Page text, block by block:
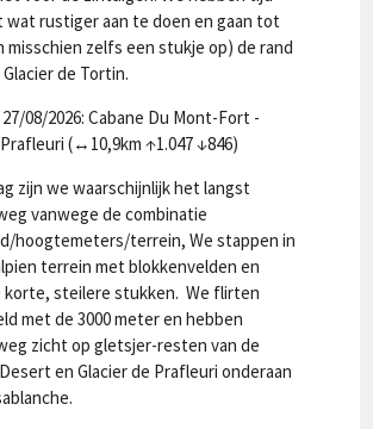
wat rustiger aan te doen en gaan tot
misschien zelfs een stukje op) de rand
de Tortin.
08/2026: Cabane Du Mont-Fort -
(↔10,9km ↑1.047 ↓846)
zijn we waarschijnlijk het langst
vanwege de combinatie
hoogtemeters/terrein, We stappen in
terrein met blokkenvelden en
korte, steilere stukken. We flirten
met de 3000 meter en hebben
zicht op gletsjer-resten van de
en Glacier de Prafleuri onderaan